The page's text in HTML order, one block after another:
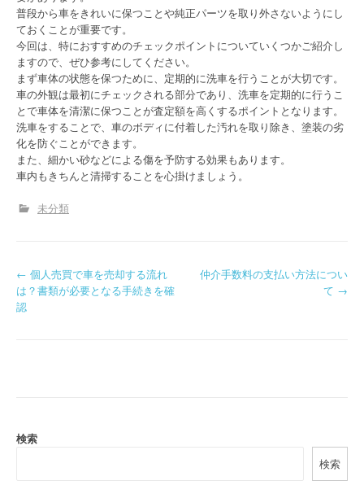
普段から車をきれいに保つことや純正パーツを取り外さないようにし
ておくことが重要です。
今回は、特におすすめのチェックポイントについていくつかご紹介し
ますので、ぜひ参考にしてください。
まず車体の状態を保つために、定期的に洗車を行うことが大切です。
車の外観は最初にチェックされる部分であり、洗車を定期的に行うこ
とで車体を清潔に保つことが査定額を高くするポイントとなります。
洗車をすることで、車のボディに付着した汚れを取り除き、塗装の劣
化を防ぐことができます。
また、細かい砂などによる傷を予防する効果もあります。
車内もきちんと清掃することを心掛けましょう。
未分類
P
o
a
← 個人売買で車を売却する流れ
は？書類が必要となる手続きを確
認
仲介手数料の支払い方法につい
て →
検索
検索